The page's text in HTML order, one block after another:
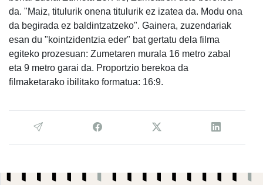
da. "Maiz, titulurik onena titulurik ez izatea da. Modu ona
da begirada ez baldintzatzeko". Gainera, zuzendariak
esan du "kointzidentzia eder" bat gertatu dela filma
egiteko prozesuan: Zumetaren murala 16 metro zabal
eta 9 metro garai da. Proportzio berekoa da
filmaketarako ibilitako formatua: 16:9.